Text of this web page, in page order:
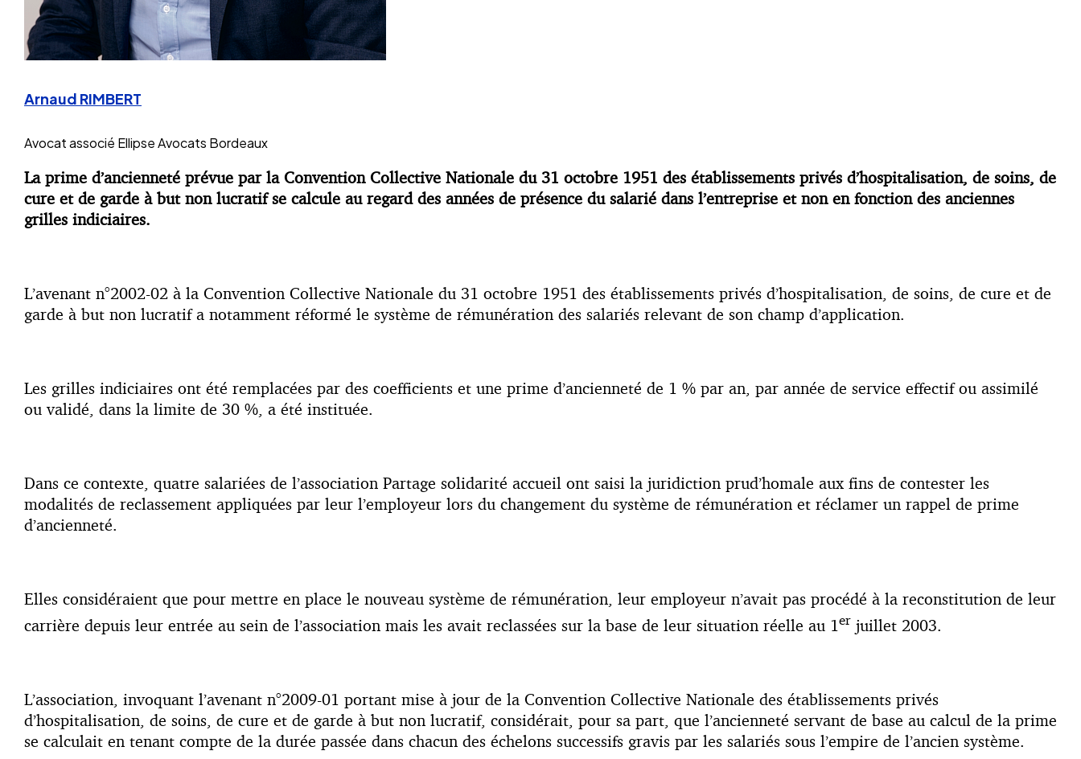
Arnaud RIMBERT
Avocat associé Ellipse Avocats Bordeaux
La prime d’ancienneté prévue par la Convention Collective Nationale du 31 octobre 1951 des établissements privés d’hospitalisation, de soins, de
cure et de garde à but non lucratif se calcule au regard des années de présence du salarié dans l’entreprise et non en fonction des anciennes
grilles indiciaires.
L’avenant n°2002-02 à la Convention Collective Nationale du 31 octobre 1951 des établissements privés d’hospitalisation, de soins, de cure et de
garde à but non lucratif a notamment réformé le système de rémunération des salariés relevant de son champ d’application.
Les grilles indiciaires ont été remplacées par des coefficients et une prime d’ancienneté de 1 % par an, par année de service effectif ou assimilé
ou validé, dans la limite de 30 %, a été instituée.
Dans ce contexte, quatre salariées de l’association Partage solidarité accueil ont saisi la juridiction prud’homale aux fins de contester les
modalités de reclassement appliquées par leur l’employeur lors du changement du système de rémunération et réclamer un rappel de prime
d’ancienneté.
Elles considéraient que pour mettre en place le nouveau système de rémunération, leur employeur n’avait pas procédé à la reconstitution de leur
carrière depuis leur entrée au sein de l’association mais les avait reclassées sur la base de leur situation réelle au 1 er juillet 2003.
L’association, invoquant l’avenant n°2009-01 portant mise à jour de la Convention Collective Nationale des établissements privés
d’hospitalisation, de soins, de cure et de garde à but non lucratif, considérait, pour sa part, que l’ancienneté servant de base au calcul de la prime
se calculait en tenant compte de la durée passée dans chacun des échelons successifs gravis par les salariés sous l’empire de l’ancien système.